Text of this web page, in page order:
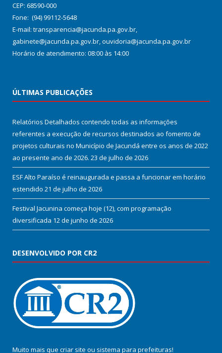
CEP: 68590-000
Fone: (94) 99112-5648
E-mail: transparencia@jacunda.pa.gov.br,
gabinete@jacunda.pa.gov.br, ouvidoria@jacunda.pa.gov.br
Horário de atendimento: 08:00 às 14:00
ÚLTIMAS PUBLICAÇÕES
Relatórios Detalhados contendo todas as informações
referentes a execução de recursos destinados ao fomento de
projetos culturais no Município de Jacundá entre os anos de 2022
ao presente ano de 2026. 23 de julho de 2026
ESF Alto Paraíso é reinaugurada e passa a funcionar em horário
estendido 21 de julho de 2026
Festival Jacunina começa hoje (12), com programação
diversificada 12 de junho de 2026
DESENVOLVIDO POR CR2
Muito mais que criar site ou sistema para prefeituras!